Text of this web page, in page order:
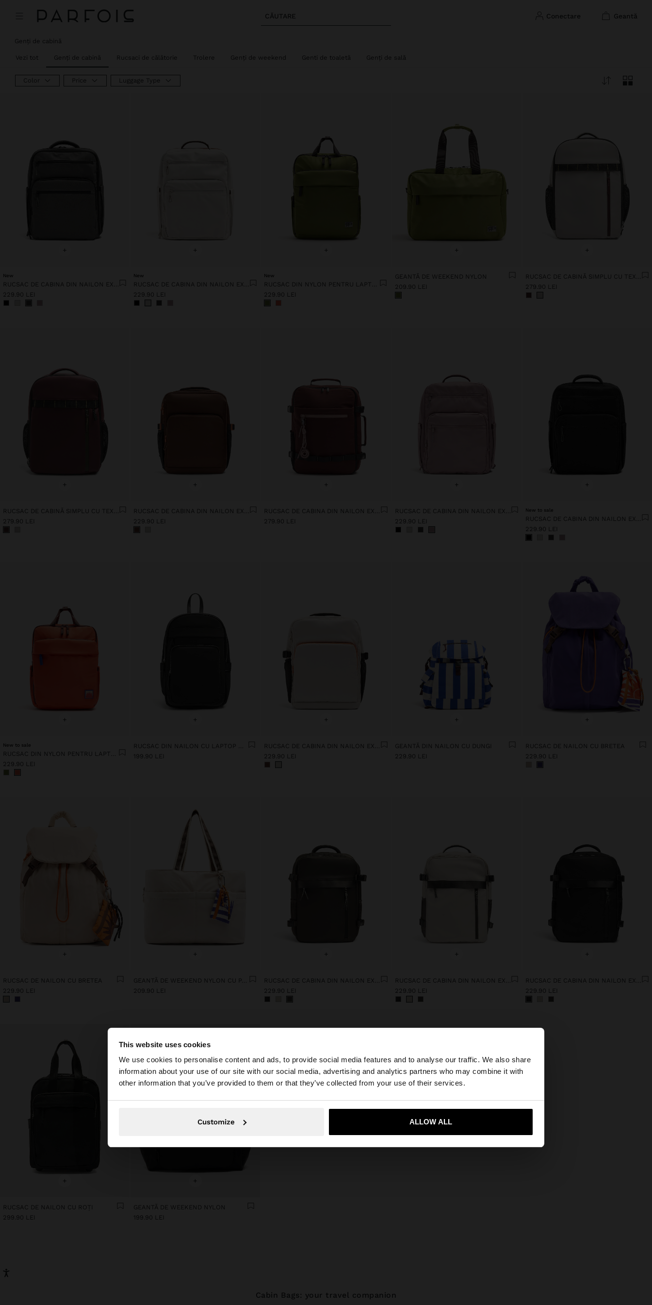
This website uses cookies
We use cookies to personalise content and ads, to provide social media features and to analyse our traffic. We also share
information about your use of our site with our social media, advertising and analytics partners who may combine it with
other information that you’ve provided to them or that they’ve collected from your use of their services.
Customize ALLOW ALL
CĂUTARE conectare geantă
×
Accesați site-ul din Romania. Doriți să parcurgeți site-ul nostru din United States?
Da, duceți-mă la United States
Genți de cabină
Vezi tot Genți de cabină Rucsaci de călătorie Trolere Genți de weekend Genti de toaletă Genți de sală
Color Price Luggage Type
+
New
RUCSAC DE CABINA DIN NAILON EXTENSIBIL CU SUPORT PENTRU STICLĂ
229.90 LEI
+
New
RUCSAC DE CABINA DIN NAILON EXTENSIBIL CU SUPORT PENTRU STICLĂ
229.90 LEI
+
New
RUCSAC DIN NYLON PENTRU LAPTOP DE 13"
229.90 LEI
+
GEANTĂ DE WEEKEND NYLON
209.90 LEI
+
RUCSAC DE CABINĂ SIMPLU CU TEXTURĂ MOALE
279.90 LEI
+
RUCSAC DE CABINĂ SIMPLU CU TEXTURĂ MOALE
279.90 LEI
+
RUCSAC DE CABINA DIN NAILON EXTENSIBIL CU SUPORT PENTRU STICLĂ
229.90 LEI
+
RUCSAC DE CABINA DIN NAILON EXTENSIBIL CU SUPORT PENTRU STICLĂ
279.90 LEI
+
RUCSAC DE CABINA DIN NAILON EXTENSIBIL CU SUPORT PENTRU STICLĂ
229.90 LEI
+
New to sale
RUCSAC DE CABINA DIN NAILON EXTENSIBIL CU SUPORT PENTRU STICLĂ
229.90 LEI
+
New to sale
229.90 LEI
+
199.90 LEI
+
229.90 LEI
+
GEANTĂ DIN NAILON CU DUNGI
229.90 LEI
+
RUCSAC DE NAILON CU BRETEA
229.90 LEI
+
RUCSAC DE NAILON CU BRETEA
229.90 LEI
+
209.90 LEI
+
229.90 LEI
+
229.90 LEI
+
229.90 LEI
+
RUCSAC DE NAILON CU ROȚI
299.90 LEI
+
GEANTĂ DE WEEKEND NYLON
199.90 LEI
Cabin Bags: your travel companion